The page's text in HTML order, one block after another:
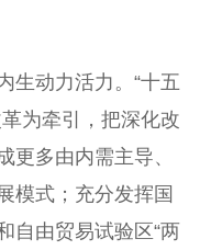
生动力活力。“十五
为牵引，把深化改
更多由内需主导、
模式；充分发挥国
自由贸易试验区“两